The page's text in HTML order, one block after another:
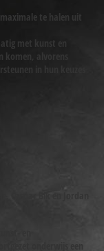
te halen uit
met kunst en
alvorens
in hun keuzes
Caspar Bik en Jordan
en
onderwijs een